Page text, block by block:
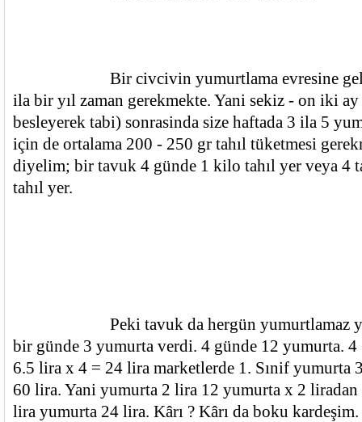
ila bir yıl zaman gerekmekte. Yani sekiz - on iki ay
besleyerek tabi) sonrasinda size haftada 3 ila 5
için de ortalama 200 - 250 gr tahıl tüketmesi
diyelim; bir tavuk 4 günde 1 kilo tahıl yer veya 4
tahıl yer.
bir günde 3 yumurta verdi. 4 günde 12 yumurta.
6.5 lira x 4 = 24 lira marketlerde 1. Sınif
60 lira. Yani yumurta 2 lira 12 yumurta x 2 liradan
lira yumurta 24 lira. Kârı ? Kârı da boku